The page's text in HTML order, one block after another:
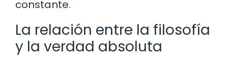
constante.
La relación entre la filosofía
y la verdad absoluta